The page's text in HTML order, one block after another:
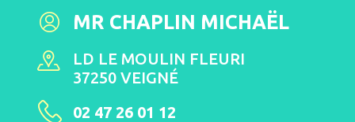
MR CHAPLIN MICHAËL
LD LE MOULIN FLEURI
37250 VEIGNÉ
02 47 26 01 12